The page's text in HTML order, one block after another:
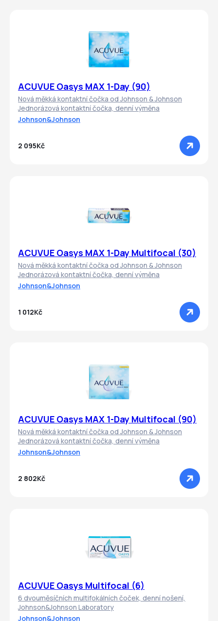
ACUVUE Oasys MAX 1-Day (90)
Nová měkká kontaktní čočka od Johnson & Johnson
Jednorázová kontaktní čočka, denní výměna
Johnson&Johnson
2 095Kč
ACUVUE Oasys MAX 1-Day Multifocal (30)
Nová měkká kontaktní čočka od Johnson & Johnson
Jednorázová kontaktní čočka, denní výměna
Johnson&Johnson
1 012Kč
ACUVUE Oasys MAX 1-Day Multifocal (90)
Nová měkká kontaktní čočka od Johnson & Johnson
Jednorázová kontaktní čočka, denní výměna
Johnson&Johnson
2 802Kč
ACUVUE Oasys Multifocal (6)
6 dvouměsíčních multifokálních čoček, denní nošení,
Johnson&Johnson Laboratory
Johnson&Johnson